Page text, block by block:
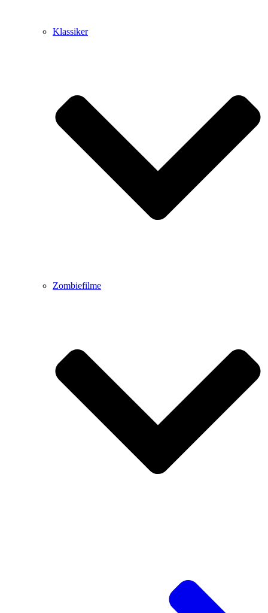
Klassiker
Zombiefilme